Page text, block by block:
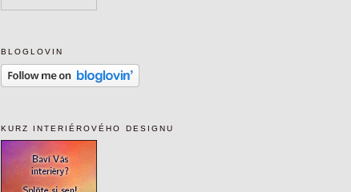
BLOGLOVIN
KURZ INTERIÉROVÉHO DESIGNU